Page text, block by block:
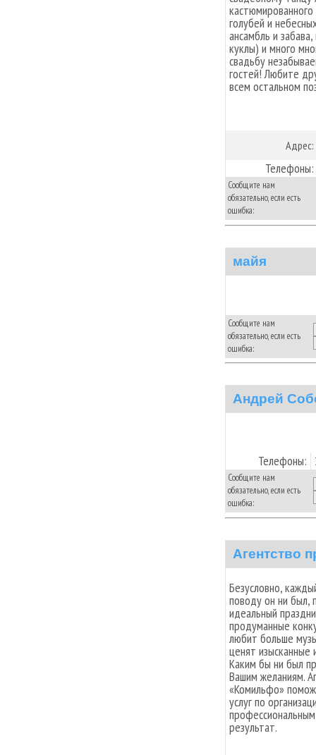
голубей и
ансамбль и
куклы) и много
свадьбу
гостей! Любите
всем остальном
Адрес:
Телефоны:
Сообщите нам
обязательно, если есть
ошибка:
майя
Сообщите нам
обязательно, если есть
ошибка:
Андрей
Телефоны:
Сообщите нам
обязательно, если есть
ошибка:
Агентство
Безусловно,
поводу он ни был,
идеальный
продуманные
любит больше
ценят изысканные
Каким бы ни был
Вашим желаниям.
«Комильфо»
услуг по
результат.